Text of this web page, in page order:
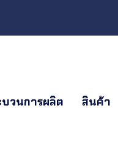
บวนการผลิต สินค้า